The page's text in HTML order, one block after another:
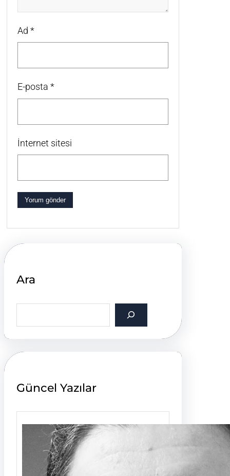
Ad *
E-posta *
İnternet sitesi
Ara
a
h
Güncel Yazılar